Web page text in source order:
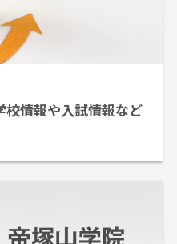
情報や入試情報など